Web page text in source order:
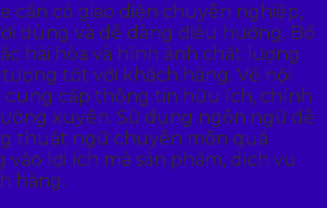
cần có giao diện chuyên nghiệp,
dùng và dễ dàng điều hướng. Bố
hài hòa và hình ảnh chất lượng
tốt với khách hàng. Về nội
cung cấp thông tin hữu ích, chính
xuyên. Sử dụng ngôn ngữ dễ
thuật ngữ chuyên môn quá
lợi ích mà sản phẩm, dịch vụ
hàng.